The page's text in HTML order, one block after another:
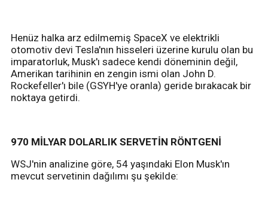
Henüz halka arz edilmemiş SpaceX ve elektrikli
otomotiv devi Tesla'nın hisseleri üzerine kurulu olan bu
imparatorluk, Musk'ı sadece kendi döneminin değil,
Amerikan tarihinin en zengin ismi olan John D.
Rockefeller'ı bile (GSYH'ye oranla) geride bırakacak bir
noktaya getirdi.
970 MİLYAR DOLARLIK SERVETİN RÖNTGENİ
WSJ'nin analizine göre, 54 yaşındaki Elon Musk'ın
mevcut servetinin dağılımı şu şekilde: